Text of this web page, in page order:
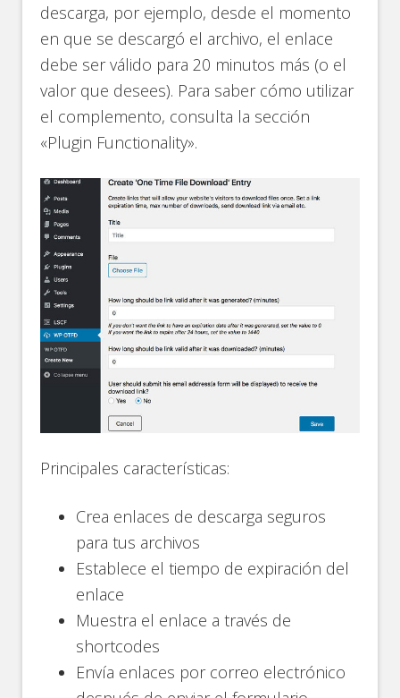
descarga, por ejemplo, desde el momento
en que se descargó el archivo, el enlace
debe ser válido para 20 minutos más (o el
valor que desees). Para saber cómo utilizar
el complemento, consulta la sección
«Plugin Functionality».
Principales características:
Crea enlaces de descarga seguros
para tus archivos
Establece el tiempo de expiración del
enlace
Muestra el enlace a través de
shortcodes
Envía enlaces por correo electrónico